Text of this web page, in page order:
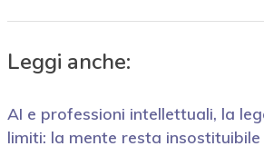
Leggi anche:
AI e professioni intellettuali, la
limiti: la mente resta insostituibile